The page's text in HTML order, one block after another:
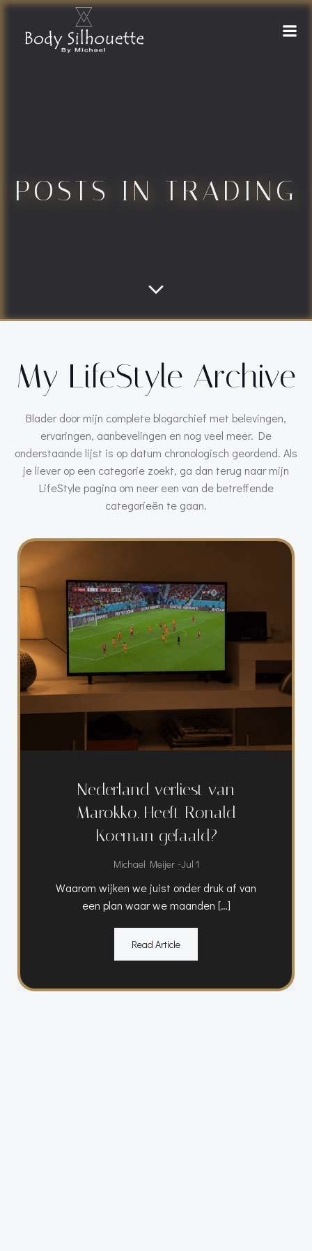
Naar
POSTS IN TRADING
My LifeStyle Archive
Blader door mijn complete blogarchief met belevingen,
ervaringen, aanbevelingen en nog veel meer. De
onderstaande lijst is op datum chronologisch geordend. Als
je liever op een categorie zoekt, ga dan terug naar mijn
LifeStyle pagina om neer een van de betreffende
categorieën te gaan.
Nederland verliest van
Marokko. Heeft Ronald
Koeman gefaald?
Michael Meijer -Jul 1
Waarom wijken we juist onder druk af van
een plan waar we maanden […]
Read Article